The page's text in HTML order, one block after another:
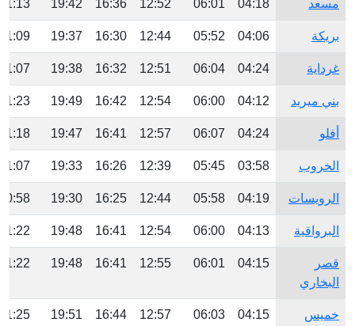
مسعد 04:18
06:01
12:52
16:36
19:42
بريكة 04:06
05:52
12:44
16:30
19:37
غرداية 04:24
06:04
12:51
16:32
19:38
بني ميريد 04:12
06:00
12:54
16:42
19:49
أفلو 04:24
06:07
12:57
16:41
19:47
الخروب 03:58
05:45
12:39
16:26
19:33
الرويسات 04:19
05:58
12:44
16:25
19:30
البرواقية 04:13
06:00
12:54
16:41
19:48
قصر
البخاري
04:15
06:01
12:55
16:41
19:48
خميس
04:15
06:03
12:57
16:44
19:51